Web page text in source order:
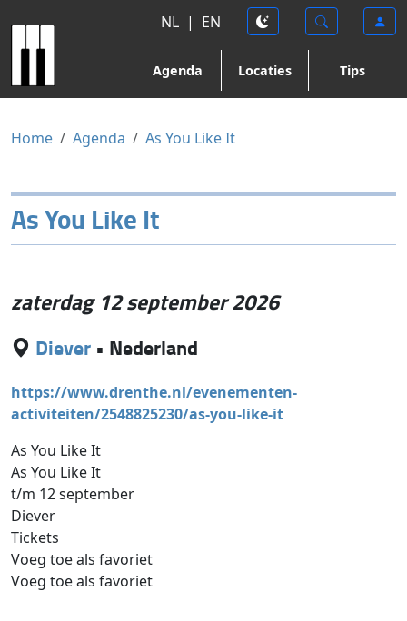
NL | EN
Agenda Locaties Tips
Home Agenda As You Like It
As You Like It
zaterdag 12 september 2026
Diever • Nederland
https://www.drenthe.nl/evenementen-
activiteiten/2548825230/as-you-like-it
As You Like It
As You Like It
t/m 12 september
Diever
Tickets
Voeg toe als favoriet
Voeg toe als favoriet